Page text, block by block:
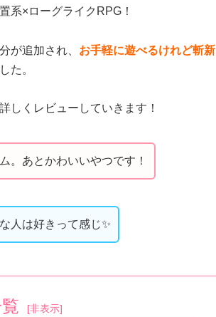
系×ローグライクRPG！
が追加され、 お手軽に遊べるけれど斬新
た。
しくレビューしていきます！
。あとかわいいやつです！
人は好きって感じ✨
[非表示]